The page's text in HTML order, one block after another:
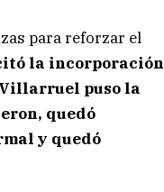
para reforzar el
la incorporación
puso la
quedó
y quedó